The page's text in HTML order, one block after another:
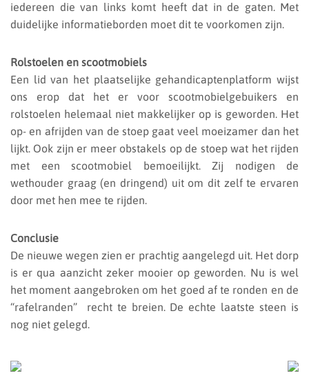
iedereen die van links komt heeft dat in de gaten. Met
duidelijke informatieborden moet dit te voorkomen zijn.
Rolstoelen en scootmobiels
Een lid van het plaatselijke gehandicaptenplatform wijst
ons erop dat het er voor scootmobielgebuikers en
rolstoelen helemaal niet makkelijker op is geworden. Het
op- en afrijden van de stoep gaat veel moeizamer dan het
lijkt. Ook zijn er meer obstakels op de stoep wat het rijden
met een scootmobiel bemoeilijkt. Zij nodigen de
wethouder graag (en dringend) uit om dit zelf te ervaren
door met hen mee te rijden.
Conclusie
De nieuwe wegen zien er prachtig aangelegd uit. Het dorp
is er qua aanzicht zeker mooier op geworden. Nu is wel
het moment aangebroken om het goed af te ronden en de
“rafelranden” recht te breien. De echte laatste steen is
nog niet gelegd.